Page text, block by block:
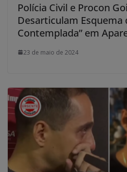
Polícia Civil e Procon
Desarticulam Esquema
Contemplada” em
23 de maio de 2024